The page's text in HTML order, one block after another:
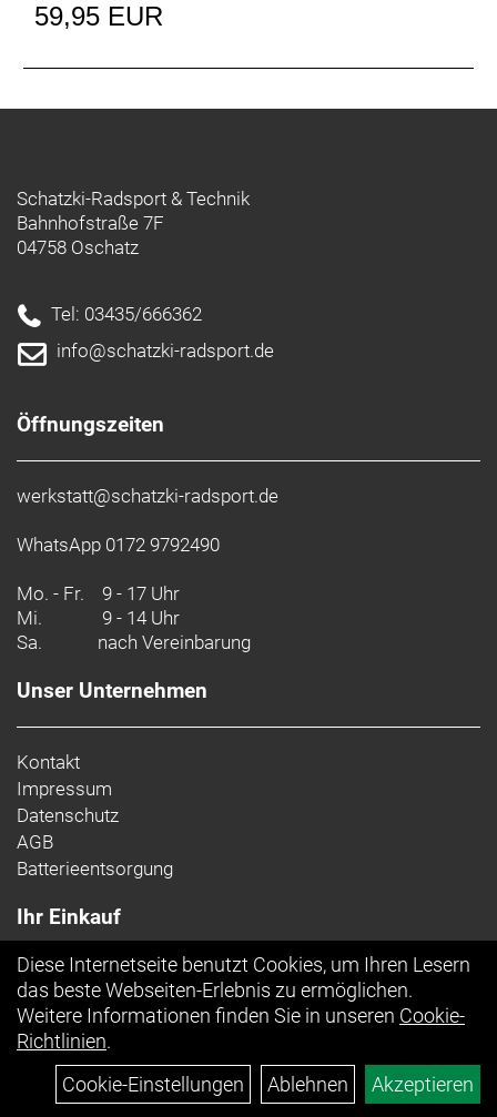
59,95 EUR
Schatzki-Radsport & Technik
Bahnhofstraße 7F
04758 Oschatz
Tel: 03435/666362
info@schatzki-radsport.de
Öffnungszeiten
werkstatt@schatzki-radsport.de
WhatsApp 0172 9792490
Mo. - Fr. 9 - 17 Uhr
Mi.
9 - 14 Uhr
Sa.
nach Vereinbarung
Unser Unternehmen
Kontakt
Impressum
Datenschutz
AGB
Batterieentsorgung
Ihr Einkauf
Top Artikel
Diese Internetseite benutzt Cookies, um Ihren Lesern
das beste Webseiten-Erlebnis zu ermöglichen.
Weitere Informationen finden Sie in unseren Cookie-
Richtlinien.
Cookie-Einstellungen
Ablehnen Akzeptieren